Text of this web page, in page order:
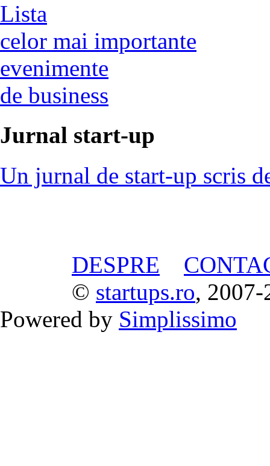
Lista
celor mai importante
evenimente
de business
Jurnal start-up
Un jurnal de start-up scris
DESPRE
© startups.ro, 2007-
Powered by Simplissimo